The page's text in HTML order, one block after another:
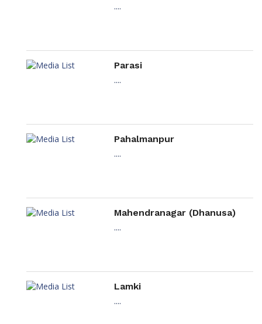
....
Parasi
....
Pahalmanpur
....
Mahendranagar (Dhanusa)
....
Lamki
....